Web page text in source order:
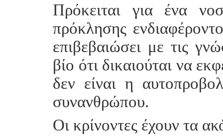
Πρόκειται για ένα
πρόκλησης
επιβεβαιώσει με τις
βίο ότι δικαιούται να
δεν είναι η
συνανθρώπου.
Οι κρίνοντες έχουν τα